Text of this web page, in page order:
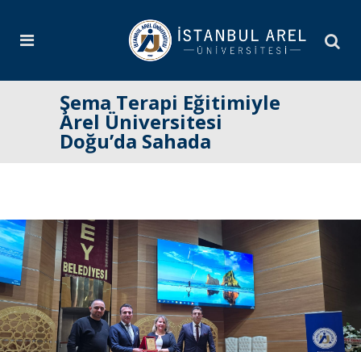
Şema Terapi Eğitimiyle
Arel Üniversitesi
Doğu’da Sahada